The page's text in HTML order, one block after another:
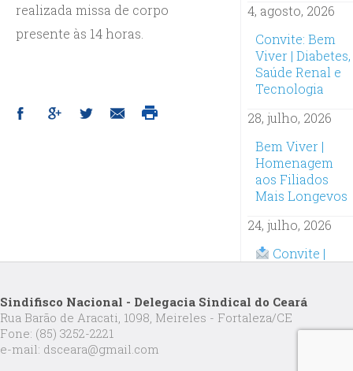
realizada missa de corpo
presente às 14 horas.
4, agosto, 2026
Convite: Bem
Viver | Diabetes,
Saúde Renal e
Tecnologia
28, julho, 2026
Bem Viver |
Homenagem
aos Filiados
Mais Longevos
24, julho, 2026
Convite |
Artificial na
Prática:
Inscrições
Sindifisco Nacional - Delegacia Sindical do Ceará
Rua Barão de Aracati, 1098, Meireles - Fortaleza/CE
Fone: (85) 3252-2221
e-mail: dsceara@gmail.com